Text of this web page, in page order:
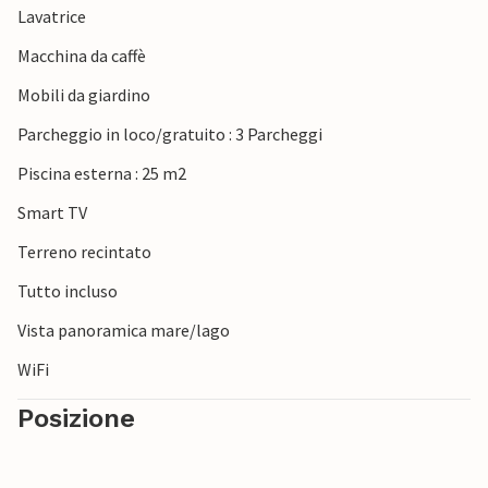
Lavatrice
Macchina da caffè
Mobili da giardino
Parcheggio in loco/gratuito : 3 Parcheggi
Piscina esterna : 25 m2
Smart TV
Terreno recintato
Tutto incluso
Vista panoramica mare/lago
WiFi
Posizione